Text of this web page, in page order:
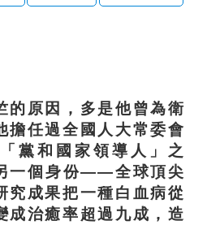
原因，多是他曾為衛
擔任過全國人大常委會
黨和國家領導人」之
一個身份——全球頂尖
究成果把一種白血病從
成治癒率超過九成，造